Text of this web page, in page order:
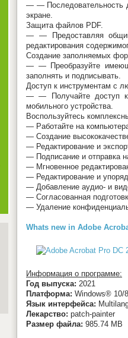
— — Последовательность
экране.
Защита файлов PDF.
— — Предоставляя
редактирования
Создание заполняемых
— — Преобразуйте
заполнять и подписывать.
Доступ к инструментам с
— — Получайте доступ к
мобильного устройства.
Воспользуйтесь
— Работайте на
— Создание
— Редактирование и
— Подписание и отправка
— Мгновенное
— Редактирование и
— Добавление аудио- и
— Согласованная
— Удаление
Whats new in Adobe
Информация о программе:
Год выпуска: 2021
Платформа: Windows® 10/
Язык интерфейса:
Лекарство: patch-painter
Размер файла: 985.74 MB